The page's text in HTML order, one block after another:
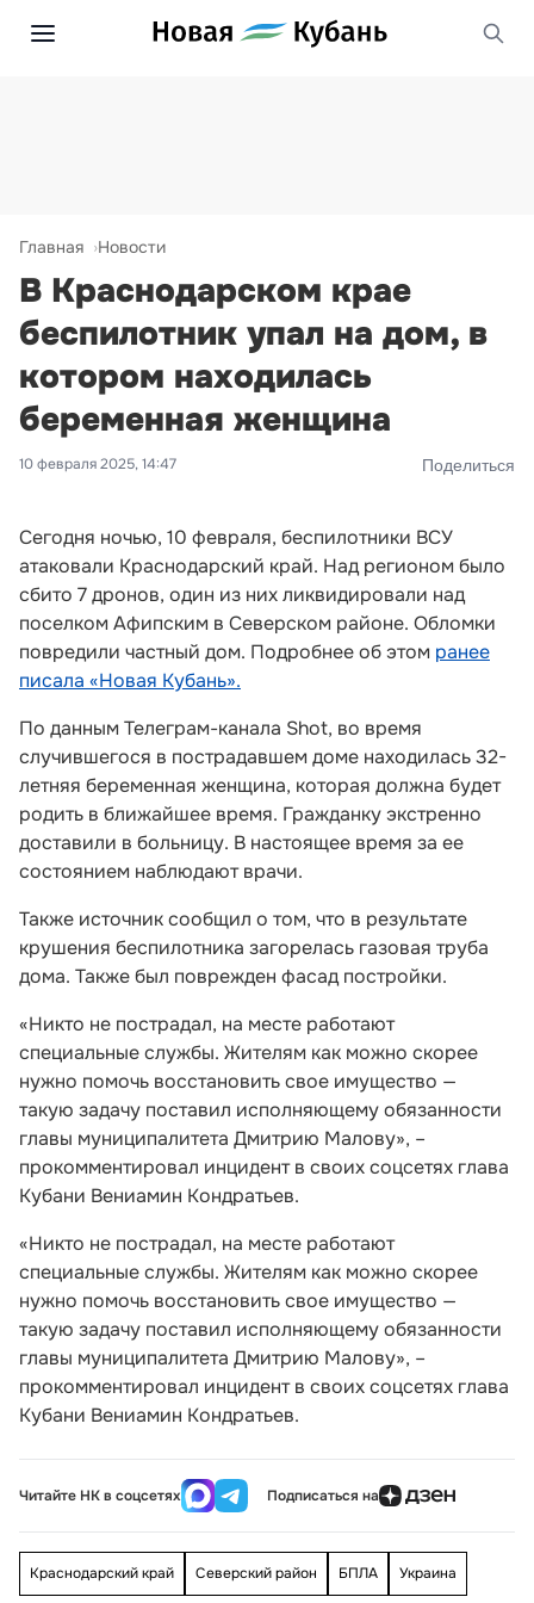
Главная Новости
В Краснодарском крае
беспилотник упал на дом, в
котором находилась
беременная женщина
10 февраля 2025, 14:47 Поделиться
Сегодня ночью, 10 февраля, беспилотники ВСУ
атаковали Краснодарский край. Над регионом было
сбито 7 дронов, один из них ликвидировали над
поселком Афипским в Северском районе. Обломки
повредили частный дом. Подробнее об этом ранее
писала «Новая Кубань».
По данным Телеграм-канала Shot, во время
случившегося в пострадавшем доме находилась 32-
летняя беременная женщина, которая должна будет
родить в ближайшее время. Гражданку экстренно
доставили в больницу. В настоящее время за ее
состоянием наблюдают врачи.
Также источник сообщил о том, что в результате
крушения беспилотника загорелась газовая труба
дома. Также был поврежден фасад постройки.
«Никто не пострадал, на месте работают
специальные службы. Жителям как можно скорее
нужно помочь восстановить свое имущество —
такую задачу поставил исполняющему обязанности
главы муниципалитета Дмитрию Малову», –
прокомментировал инцидент в своих соцсетях глава
Кубани Вениамин Кондратьев.
«Никто не пострадал, на месте работают
специальные службы. Жителям как можно скорее
нужно помочь восстановить свое имущество —
такую задачу поставил исполняющему обязанности
главы муниципалитета Дмитрию Малову», –
прокомментировал инцидент в своих соцсетях глава
Кубани Вениамин Кондратьев.
Читайте НК в соцсетях Подписаться на
Краснодарский край Северский район БПЛА Украина